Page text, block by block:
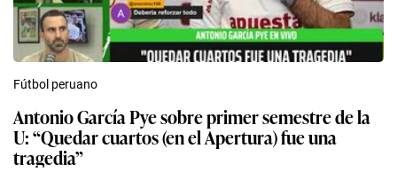
Fútbol peruano
Antonio García Pye sobre primer semestre de la
U: “Quedar cuartos (en el Apertura) fue una
tragedia”